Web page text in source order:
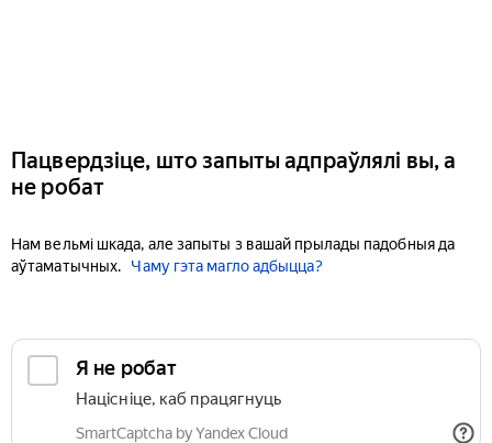
Пацвердзіце, што запыты адпраўлялі вы, а
не робат
Нам вельмі шкада, але запыты з вашай прылады падобныя да
аўтаматычных.
Чаму гэта магло адбыцца?
Я не робат
Націсніце, каб працягнуць
SmartCaptcha by Yandex Cloud